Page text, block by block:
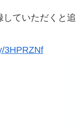
していただくと
3HPRZNf